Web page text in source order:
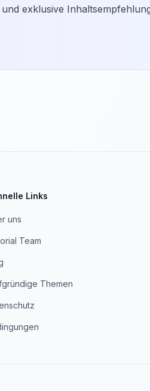
exklusive
Links
uns
Team
Themen